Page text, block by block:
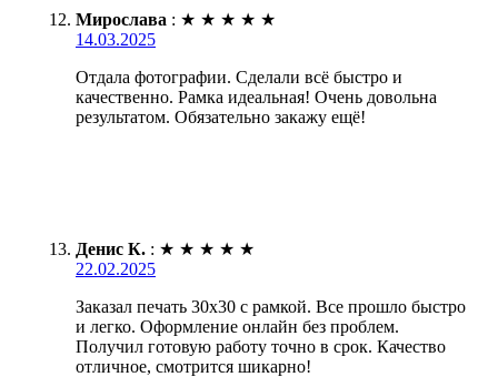
Мирослава : ★ ★ ★ ★ ★
14.03.2025
Отдала фотографии. Сделали всё быстро и
качественно. Рамка идеальная! Очень довольна
результатом. Обязательно закажу ещё!
Денис К. : ★ ★ ★ ★ ★
22.02.2025
Заказал печать 30х30 с рамкой. Все прошло быстро
и легко. Оформление онлайн без проблем.
Получил готовую работу точно в срок. Качество
отличное, смотрится шикарно!